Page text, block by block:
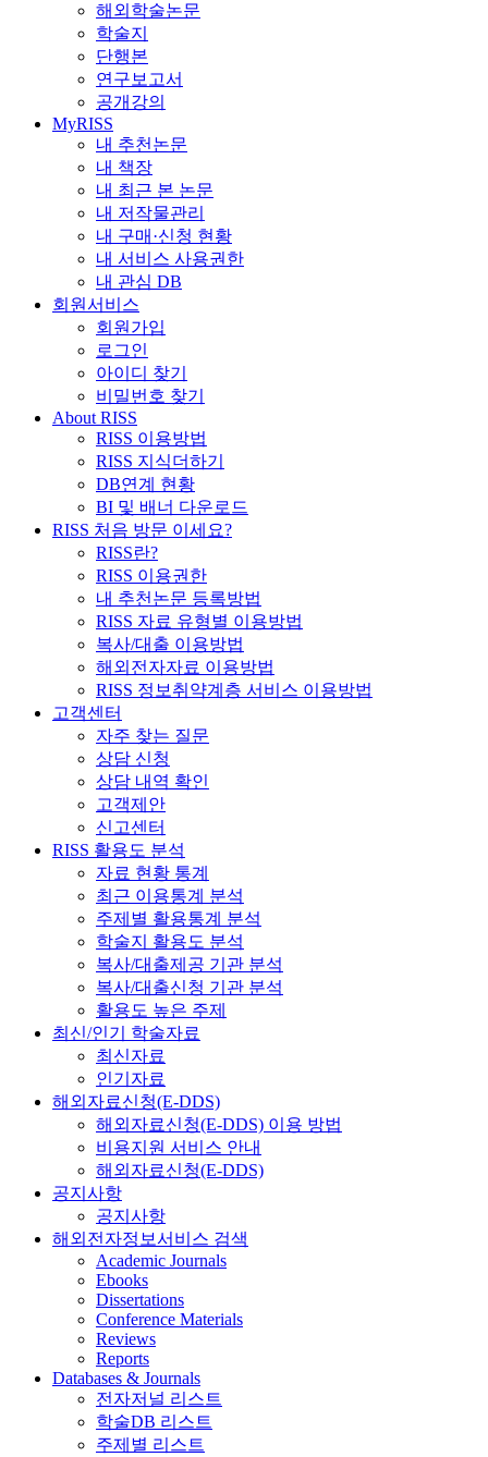
해외학술논문
학술지
단행본
연구보고서
공개강의
MyRISS
내 추천논문
내 책장
내 최근 본 논문
내 저작물관리
내 구매·신청 현황
내 서비스 사용권한
내 관심 DB
회원서비스
회원가입
로그인
아이디 찾기
비밀번호 찾기
About RISS
RISS 이용방법
RISS 지식더하기
DB연계 현황
BI 및 배너 다운로드
RISS 처음 방문 이세요?
RISS란?
RISS 이용권한
내 추천논문 등록방법
RISS 자료 유형별 이용방법
복사/대출 이용방법
해외전자자료 이용방법
RISS 정보취약계층 서비스 이용방법
고객센터
자주 찾는 질문
상담 신청
상담 내역 확인
고객제안
신고센터
RISS 활용도 분석
자료 현황 통계
최근 이용통계 분석
주제별 활용통계 분석
학술지 활용도 분석
복사/대출제공 기관 분석
복사/대출신청 기관 분석
활용도 높은 주제
최신/인기 학술자료
최신자료
인기자료
해외자료신청(E-DDS)
해외자료신청(E-DDS) 이용 방법
비용지원 서비스 안내
해외자료신청(E-DDS)
공지사항
공지사항
해외전자정보서비스 검색
Academic Journals
Ebooks
Dissertations
Conference Materials
Reviews
Reports
Databases & Journals
전자저널 리스트
학술DB 리스트
주제별 리스트